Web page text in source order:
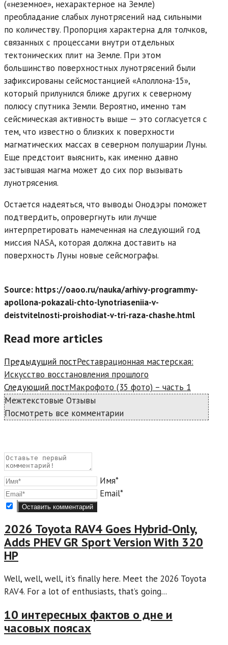
(«неземное», нехарактерное на Земле)
преобладание слабых лунотрясений над сильными
по количеству. Пропорция характерна для толчков,
связанных с процессами внутри отдельных
тектонических плит на Земле. При этом
большинство поверхностных лунотрясений были
зафиксированы сейсмостанцией «Аполлона-15»,
который прилунился ближе других к северному
полюсу спутника Земли. Вероятно, именно там
сейсмическая активность выше — это согласуется с
тем, что известно о близких к поверхности
магматических массах в северном полушарии Луны.
Еще предстоит выяснить, как именно давно
застывшая магма может до сих пор вызывать
лунотрясения.
Остается надеяться, что выводы Онодэры поможет
подтвердить, опровергнуть или лучше
интерпретировать намеченная на следующий год
миссия NASA, которая должна доставить на
поверхность Луны новые сейсмографы.
Source: https://oaoo.ru/nauka/arhivy-programmy-
apollona-pokazali-chto-lynotriaseniia-v-
deistvitelnosti-proishodiat-v-tri-raza-chashe.html
Read more articles
Предыдущий постРеставрационная мастерская:
Искусство восстановления прошлого
Следующий постМакрофото (35 фото) – часть 1
Межтекстовые Отзывы
Посмотреть все комментарии
Имя*
Email*
2026 Toyota RAV4 Goes Hybrid-Only,
Adds PHEV GR Sport Version With 320
HP
Well, well, well, it’s finally here. Meet the 2026 Toyota
RAV4. For a lot of enthusiasts, that’s going...
10 интересных фактов о дне и
часовых поясах